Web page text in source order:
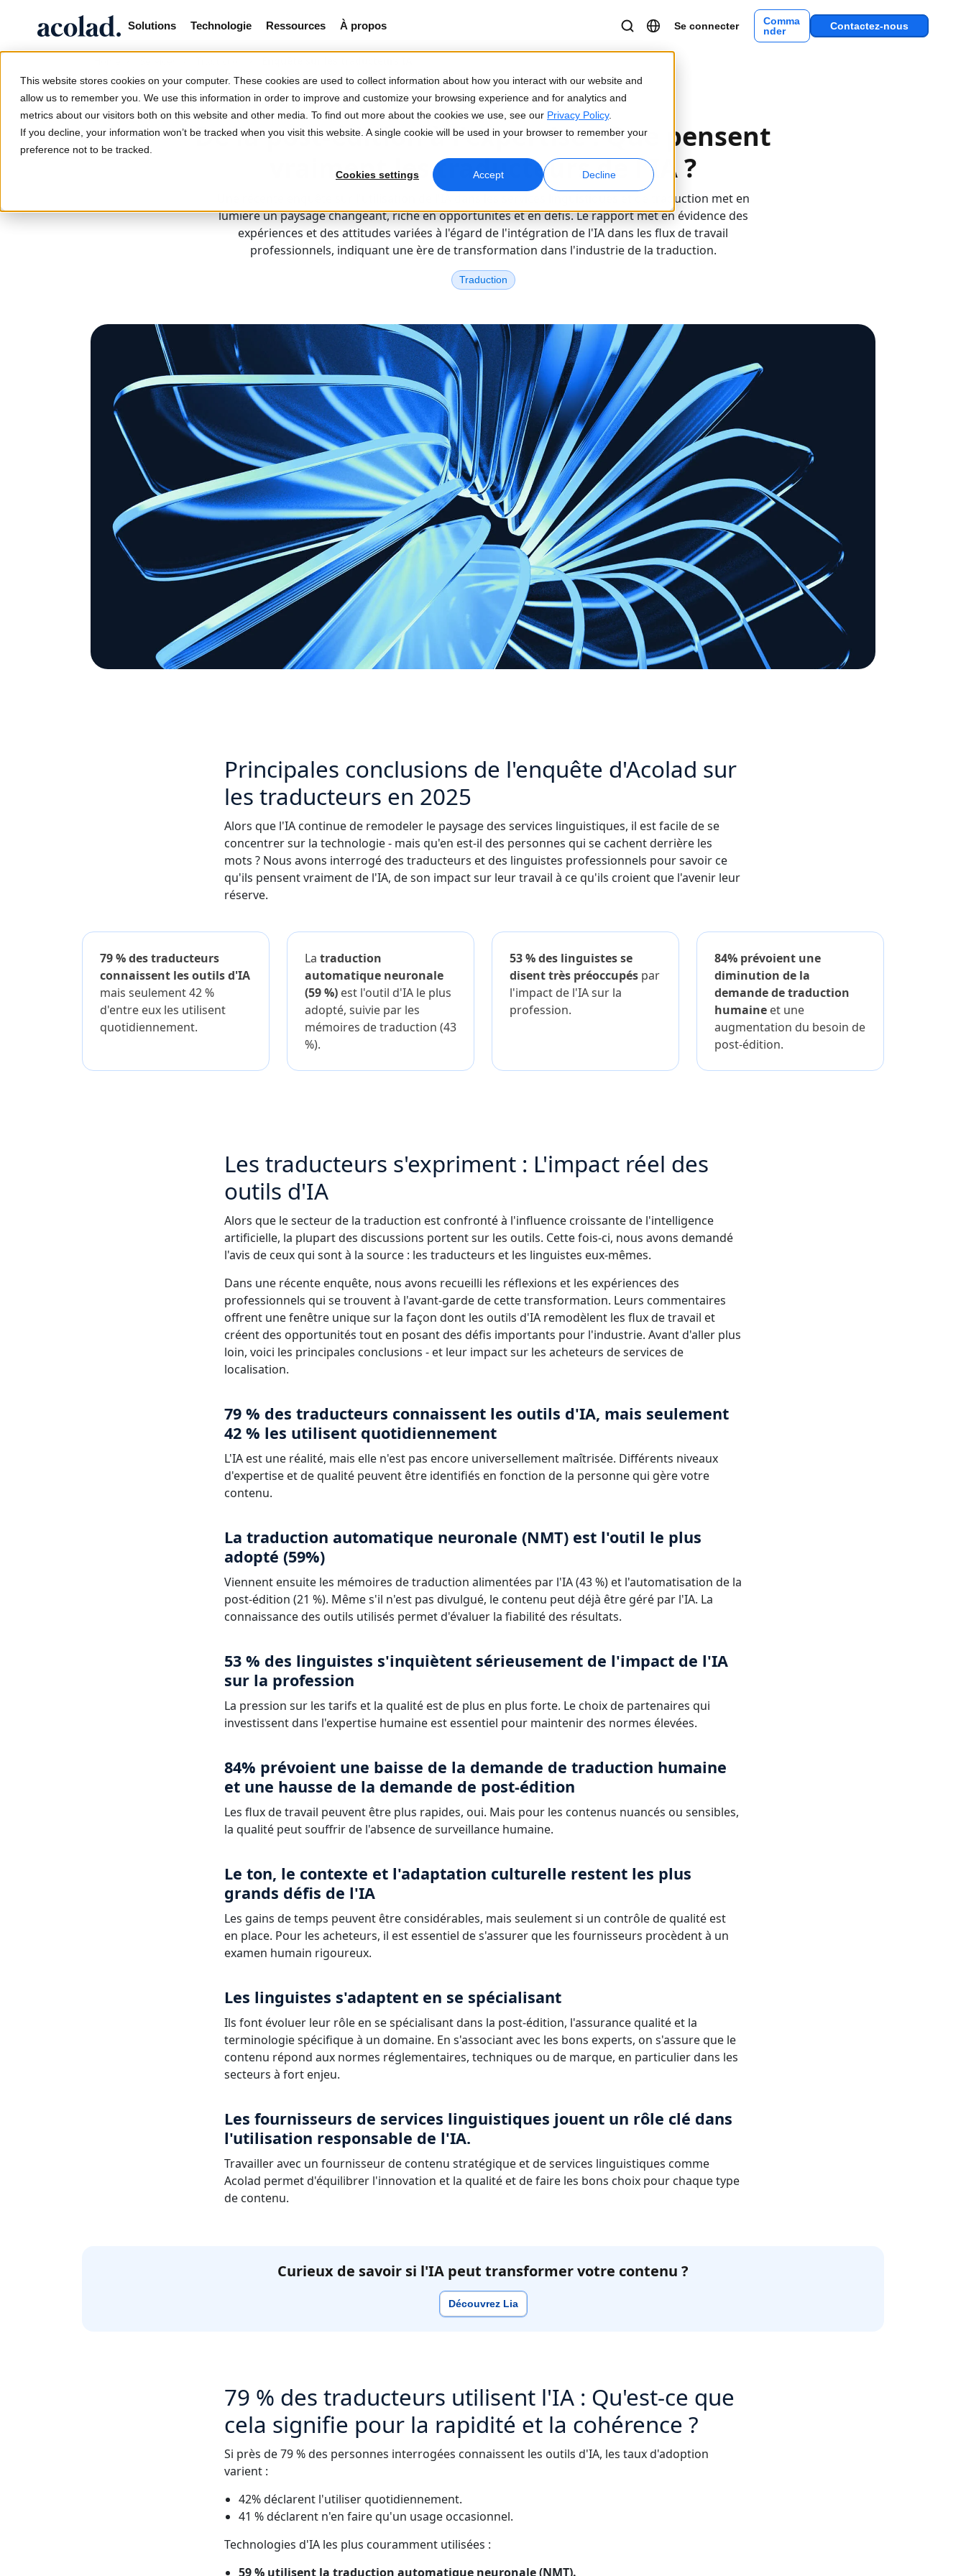
This website stores cookies on your computer. These cookies are used to collect information about how you interact with our website and
allow us to remember you. We use this information in order to improve and customize your browsing experience and for analytics and
metrics about our visitors both on this website and other media. To find out more about the cookies we use, see our Privacy Policy.
If you decline, your information won’t be tracked when you visit this website. A single cookie will be used in your browser to remember your
preference not to be tracked.
Cookies settings Accept Decline
Solutions Technologie Ressources À propos Se connecter
Comma
nder
Contactez-nous
20 mai 2025
De la post-édition à l'expertise : Que pensent
vraiment les traducteurs de l'IA ?
Une récente enquête sur l'utilisation de l'IA dans les services linguistiques et de traduction met en
lumière un paysage changeant, riche en opportunités et en défis. Le rapport met en évidence des
expériences et des attitudes variées à l'égard de l'intégration de l'IA dans les flux de travail
professionnels, indiquant une ère de transformation dans l'industrie de la traduction.
Traduction
Principales conclusions de l'enquête d'Acolad sur
les traducteurs en 2025
Alors que l'IA continue de remodeler le paysage des services linguistiques, il est facile de se
concentrer sur la technologie - mais qu'en est-il des personnes qui se cachent derrière les
mots ? Nous avons interrogé des traducteurs et des linguistes professionnels pour savoir ce
qu'ils pensent vraiment de l'IA, de son impact sur leur travail à ce qu'ils croient que l'avenir leur
réserve.
79 % des traducteurs
connaissent les outils d'IA
mais seulement 42 %
d'entre eux les utilisent
quotidiennement.
La traduction
automatique neuronale
(59 %) est l'outil d'IA le plus
adopté, suivie par les
mémoires de traduction (43
%).
53 % des linguistes se
disent très préoccupés par
l'impact de l'IA sur la
profession.
84% prévoient une
diminution de la
demande de traduction
humaine et une
augmentation du besoin de
post-édition.
Les traducteurs s'expriment : L'impact réel des
outils d'IA
Alors que le secteur de la traduction est confronté à l'influence croissante de l'intelligence
artificielle, la plupart des discussions portent sur les outils. Cette fois-ci, nous avons demandé
l'avis de ceux qui sont à la source : les traducteurs et les linguistes eux-mêmes.
Dans une récente enquête, nous avons recueilli les réflexions et les expériences des
professionnels qui se trouvent à l'avant-garde de cette transformation. Leurs commentaires
offrent une fenêtre unique sur la façon dont les outils d'IA remodèlent les flux de travail et
créent des opportunités tout en posant des défis importants pour l'industrie. Avant d'aller plus
loin, voici les principales conclusions - et leur impact sur les acheteurs de services de
localisation.
79 % des traducteurs connaissent les outils d'IA, mais seulement
42 % les utilisent quotidiennement
L'IA est une réalité, mais elle n'est pas encore universellement maîtrisée. Différents niveaux
d'expertise et de qualité peuvent être identifiés en fonction de la personne qui gère votre
contenu.
La traduction automatique neuronale (NMT) est l'outil le plus
adopté (59%)
Viennent ensuite les mémoires de traduction alimentées par l'IA (43 %) et l'automatisation de la
post-édition (21 %). Même s'il n'est pas divulgué, le contenu peut déjà être géré par l'IA. La
connaissance des outils utilisés permet d'évaluer la fiabilité des résultats.
53 % des linguistes s'inquiètent sérieusement de l'impact de l'IA
sur la profession
La pression sur les tarifs et la qualité est de plus en plus forte. Le choix de partenaires qui
investissent dans l'expertise humaine est essentiel pour maintenir des normes élevées.
84% prévoient une baisse de la demande de traduction humaine
et une hausse de la demande de post-édition
Les flux de travail peuvent être plus rapides, oui. Mais pour les contenus nuancés ou sensibles,
la qualité peut souffrir de l'absence de surveillance humaine.
Le ton, le contexte et l'adaptation culturelle restent les plus
grands défis de l'IA
Les gains de temps peuvent être considérables, mais seulement si un contrôle de qualité est
en place. Pour les acheteurs, il est essentiel de s'assurer que les fournisseurs procèdent à un
examen humain rigoureux.
Les linguistes s'adaptent en se spécialisant
Ils font évoluer leur rôle en se spécialisant dans la post-édition, l'assurance qualité et la
terminologie spécifique à un domaine. En s'associant avec les bons experts, on s'assure que le
contenu répond aux normes réglementaires, techniques ou de marque, en particulier dans les
secteurs à fort enjeu.
Les fournisseurs de services linguistiques jouent un rôle clé dans
l'utilisation responsable de l'IA.
Travailler avec un fournisseur de contenu stratégique et de services linguistiques comme
Acolad permet d'équilibrer l'innovation et la qualité et de faire les bons choix pour chaque type
de contenu.
Curieux de savoir si l'IA peut transformer votre contenu ?
Découvrez Lia
79 % des traducteurs utilisent l'IA : Qu'est-ce que
cela signifie pour la rapidité et la cohérence ?
Si près de 79 % des personnes interrogées connaissent les outils d'IA, les taux d'adoption
varient :
42% déclarent l'utiliser quotidiennement.
41 % déclarent n'en faire qu'un usage occasionnel.
Technologies d'IA les plus couramment utilisées :
59 % utilisent la traduction automatique neuronale (NMT).